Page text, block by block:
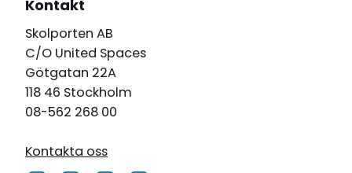
Kontakt
Skolporten AB
C/O United Spaces
Götgatan 22A
118 46 Stockholm
08-562 268 00
Kontakta oss